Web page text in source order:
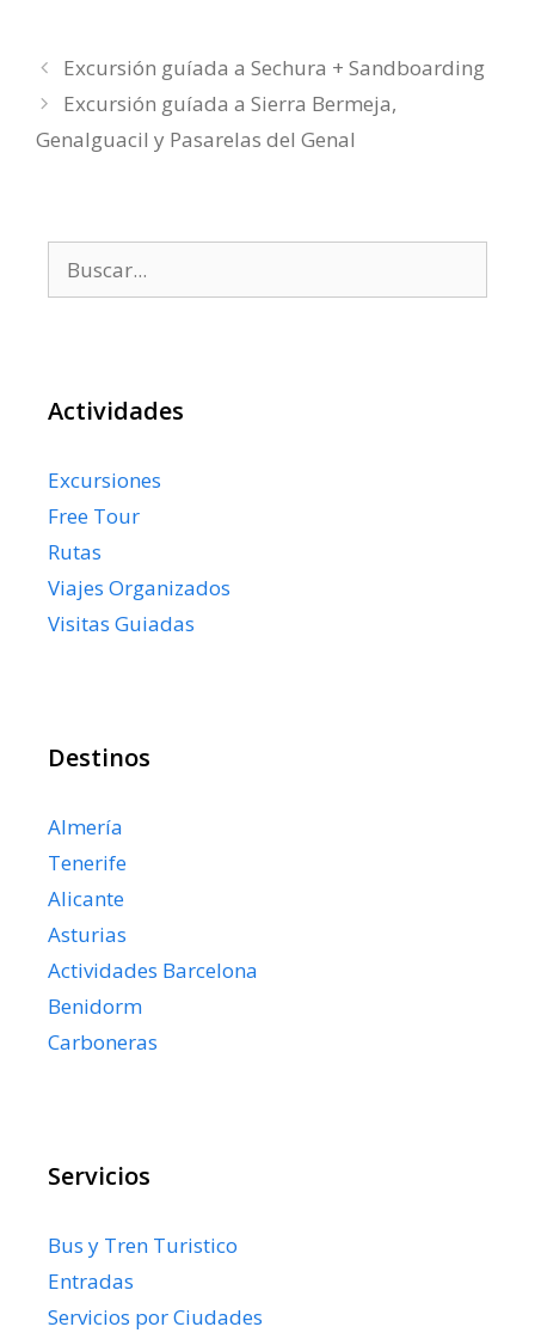
Excursión guíada a Sechura + Sandboarding
Excursión guíada a Sierra Bermeja,
Genalguacil y Pasarelas del Genal
Actividades
Excursiones
Free Tour
Rutas
Viajes Organizados
Visitas Guiadas
Destinos
Almería
Tenerife
Alicante
Asturias
Actividades Barcelona
Benidorm
Carboneras
Servicios
Bus y Tren Turistico
Entradas
Servicios por Ciudades